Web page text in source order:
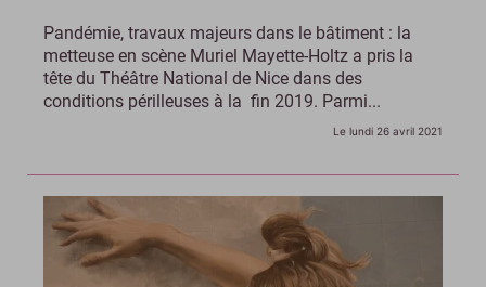
Pandémie, travaux majeurs dans le bâtiment : la
metteuse en scène Muriel Mayette-Holtz a pris la
tête du Théâtre National de Nice dans des
conditions périlleuses à la fin 2019. Parmi...
Le lundi 26 avril 2021